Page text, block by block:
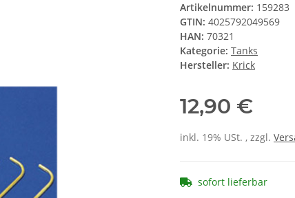
Artikelnummer: 159283
GTIN: 4025792049569
HAN: 70321
Kategorie: Tanks
Hersteller: Krick
12,90 €
inkl. 19% USt. , zzgl.
sofort lieferbar